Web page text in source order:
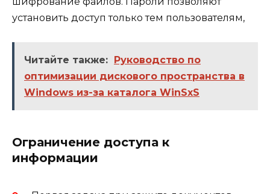
установить доступ только тем пользователям,
Читайте также:
Руководство по
оптимизации дискового пространства в
Windows из-за каталога WinSxS
Ограничение доступа к
информации